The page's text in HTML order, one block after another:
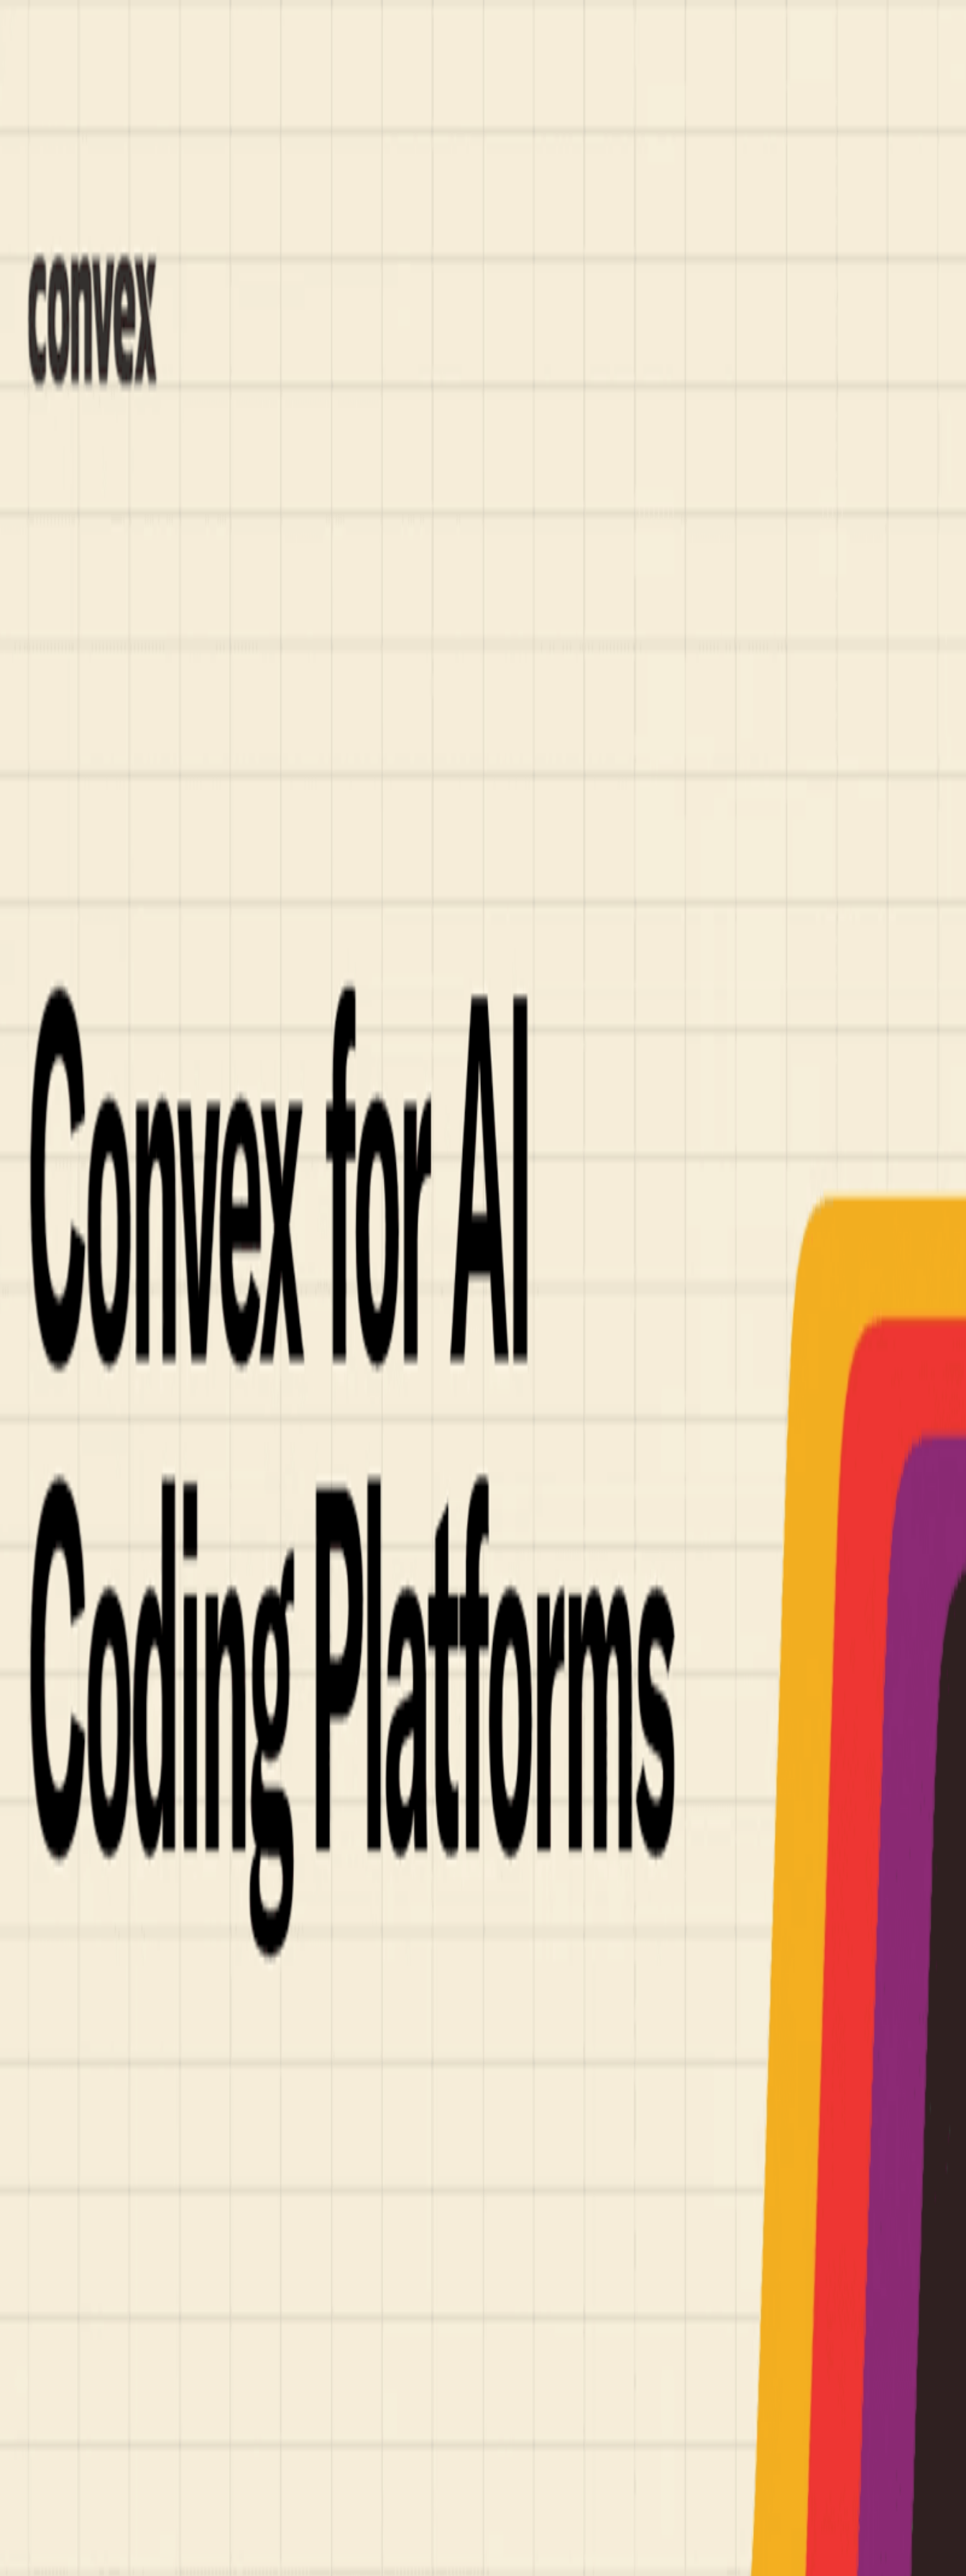
Who we are
AT PARTNERSが提供するファンド・オブ・ファンズを活用した
オープンイノベーション活動のフロー
AT PARTNERS3つの強み
Fund of Funds